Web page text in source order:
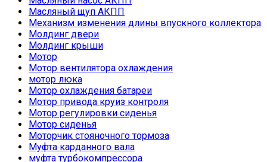
Масляный щуп АКПП
Механизм изменения длины впускного коллектора
Молдинг двери
Молдинг крыши
Мотор
Мотор вентилятора охлаждения
мотор люка
Мотор охлаждения батареи
Мотор привода круиз контроля
Мотор регулировки сиденья
Мотор сиденья
Моторчик стояночного тормоза
Муфта карданного вала
муфта турбокомпрессора